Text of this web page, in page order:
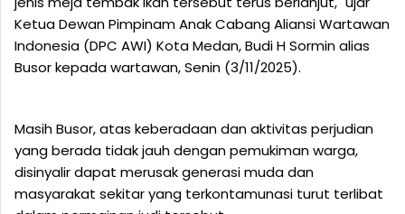
Ketua Dewan Pimpinam Anak Cabang Aliansi Wartawan
Indonesia (DPC AWI) Kota Medan, Budi H Sormin alias
Busor kepada wartawan, Senin (3/11/2025).
Masih Busor, atas keberadaan dan aktivitas perjudian
yang berada tidak jauh dengan pemukiman warga,
disinyalir dapat merusak generasi muda dan
masyarakat sekitar yang terkontamunasi turut terlibat